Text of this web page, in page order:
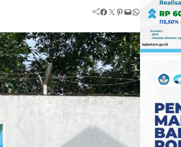
Facebook Twitter Pinterest Mail WhatsApp